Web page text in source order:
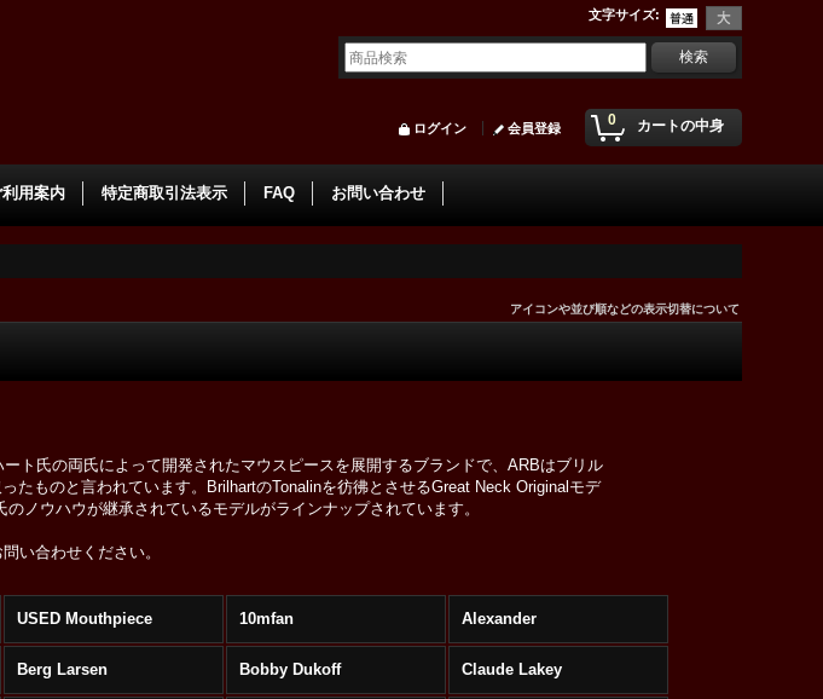
文字サイズ:
0 カートの中身
ログイン 会員登録
利用案内 特定商取引法表示 FAQ お問い合わせ
アイコンや並び順などの表示切替について
ト氏の両氏によって開発されたマウスピースを展開するブランドで、ARBはブリル
たものと言われています。BrilhartのTonalinを彷彿とさせるGreat Neck Originalモデ
ノウハウが継承されているモデルがラインナップされています。
い合わせください。
USED Mouthpiece 10mfan Alexander
Berg Larsen Bobby Dukoff Claude Lakey